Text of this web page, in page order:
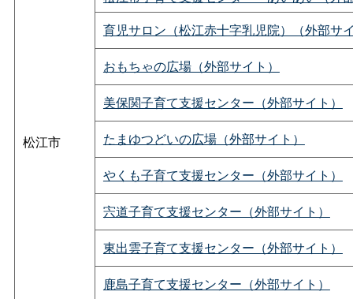
松江市
育児サロン（松江赤十字乳児院）（外部サ
おもちゃの広場（外部サイト）
美保関子育て支援センター（外部サイト）
たまゆつどいの広場（外部サイト）
やくも子育て支援センター（外部サイト）
宍道子育て支援センター（外部サイト）
東出雲子育て支援センター（外部サイト）
鹿島子育て支援センター（外部サイト）